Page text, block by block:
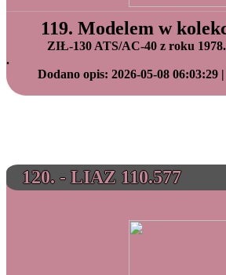
119. Modelem w
ZIŁ-130 ATS/AC-40 z roku 1978.
.
Dodano opis: 2026-05-08 06:03:29
120. - LIAZ 110.577